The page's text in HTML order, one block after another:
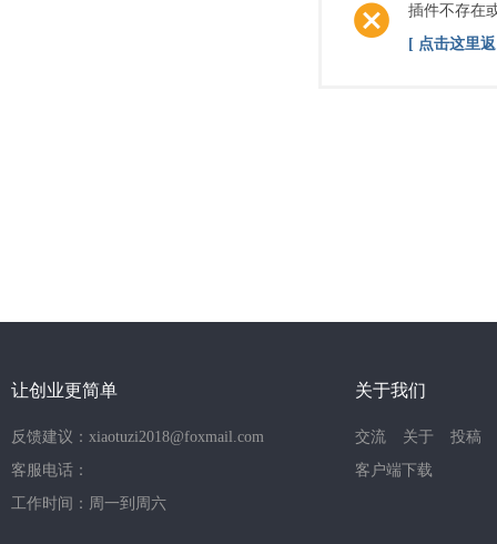
插件不存在
[ 点击这里
让创业更简单
反馈建议：xiaotuzi2018@foxmail.com
客服电话：
工作时间：周一到周六
关于我们
交流 关于
投稿
客户端下载